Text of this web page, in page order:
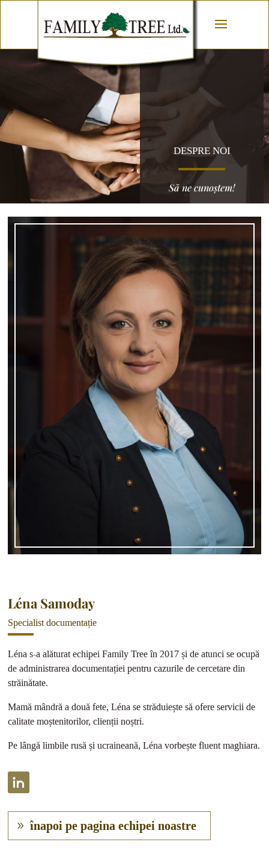
DESPRE NOI
Să ne cunoștem!
Léna Samoday
Specialist documentație
Léna s-a alăturat echipei Family Tree în 2017 și de atunci se ocupă
de administrarea documentației pentru cazurile de cercetare din
străinătate.
Mamă mândră a două fete, Léna se străduiește să ofere servicii de
calitate moștenitorilor, clienții noștri.
Pe lângă limbile rusă și ucraineană, Léna vorbește fluent maghiara.
înapoi pe pagina echipei noastre